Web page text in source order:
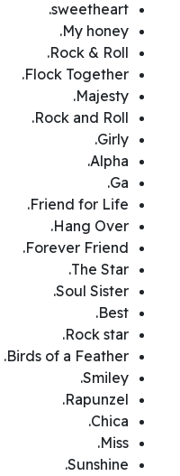
sweetheart.
My honey.
Rock & Roll.
Flock Together.
Majesty.
Rock and Roll.
Girly.
Alpha.
Ga.
Friend for Life.
Hang Over.
Forever Friend.
The Star.
Soul Sister.
Best.
Rock star.
Birds of a Feather.
Smiley.
Rapunzel.
Chica.
Miss.
Sunshine.